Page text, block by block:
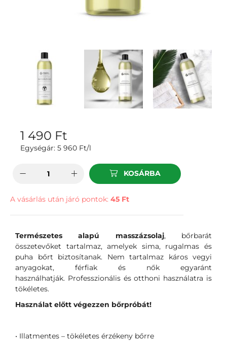
1 490 Ft
Egységár: 5 960 Ft/l
KOSÁRBA
A vásárlás után járó pontok: 45 Ft
Természetes alapú masszázsolaj, bőrbarát
összetevőket tartalmaz, amelyek sima, rugalmas és
puha bőrt biztosítanak. Nem tartalmaz káros vegyi
anyagokat, férfiak és nők egyaránt
használhatják. Professzionális és otthoni használatra is
tökéletes.
Használat előtt végezzen bőrpróbát!
• Illatmentes – tökéletes érzékeny bőrre